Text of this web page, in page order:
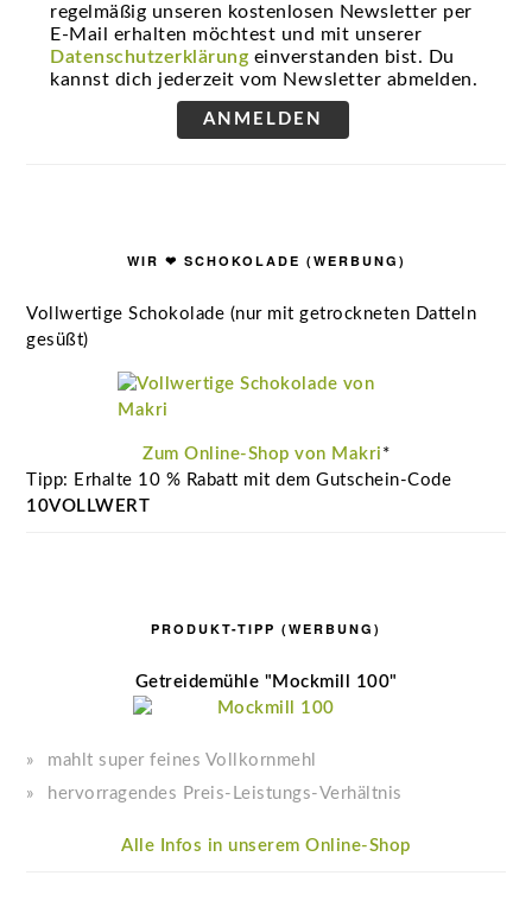
regelmäßig unseren kostenlosen Newsletter per
E-Mail erhalten möchtest und mit unserer
Datenschutzerklärung einverstanden bist. Du
kannst dich jederzeit vom Newsletter abmelden.
ANMELDEN
WIR ❤ SCHOKOLADE (WERBUNG)
Vollwertige Schokolade (nur mit getrockneten Datteln
gesüßt)
Zum Online-Shop von Makri *
Tipp: Erhalte 10 % Rabatt mit dem Gutschein-Code
10VOLLWERT
PRODUKT-TIPP (WERBUNG)
Getreidemühle "Mockmill 100"
mahlt super feines Vollkornmehl
hervorragendes Preis-Leistungs-Verhältnis
Alle Infos in unserem Online-Shop